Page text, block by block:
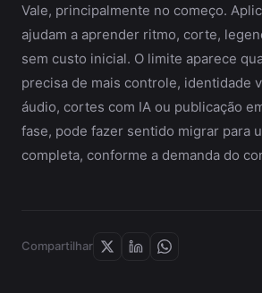
Vale, principalmente no começo.
ajudam a aprender ritmo, corte,
sem custo inicial. O limite aparece
precisa de mais controle, identidade
áudio, cortes com IA ou publicação
fase, pode fazer sentido migrar para
completa, conforme a demanda do
Compartilhar